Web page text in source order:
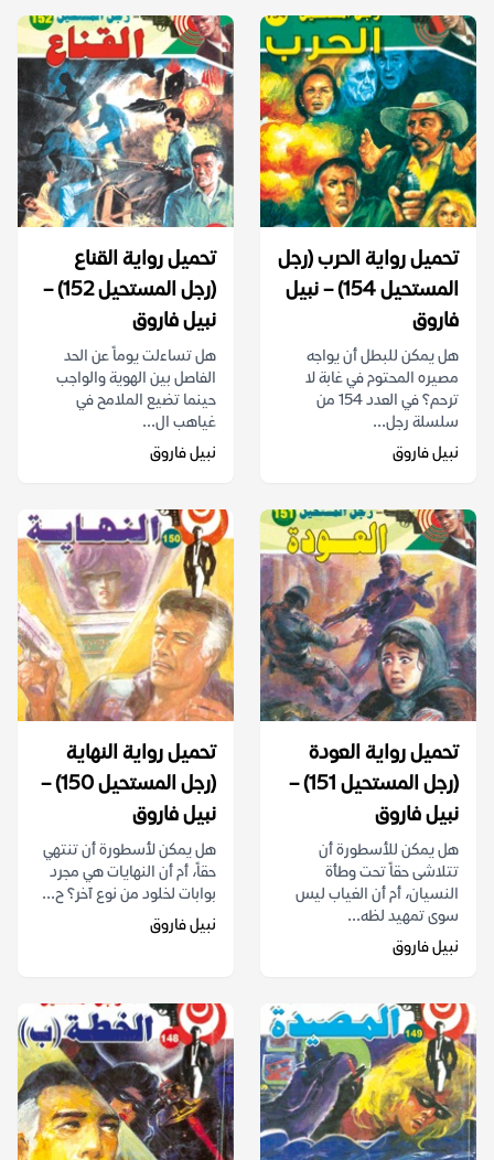
تحميل رواية الحرب (رجل
المستحيل 154) – نبيل
فاروق
هل يمكن للبطل أن يواجه
مصيره المحتوم في غابة لا
ترحم؟ في العدد 154 من
سلسلة رجل...
نبيل فاروق
تحميل رواية القناع
(رجل المستحيل 152) –
نبيل فاروق
هل تساءلت يوماً عن الحد
الفاصل بين الهوية والواجب
حينما تضيع الملامح في
غياهب ال...
نبيل فاروق
تحميل رواية العودة
(رجل المستحيل 151) –
نبيل فاروق
هل يمكن للأسطورة أن
تتلاشى حقاً تحت وطأة
النسيان، أم أن الغياب ليس
سوى تمهيد لظه...
نبيل فاروق
تحميل رواية النهاية
(رجل المستحيل 150) –
نبيل فاروق
هل يمكن لأسطورة أن تنتهي
حقاً، أم أن النهايات هي مجرد
بوابات لخلود من نوع آخر؟ ح...
نبيل فاروق